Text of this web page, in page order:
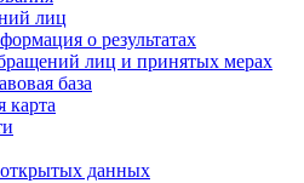
лиц
о результатах
лиц и принятых мерах
база
карта
открытых данных